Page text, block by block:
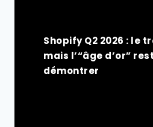
Shopify Q2 2026 : le
mais l’“âge d’or”
démontrer